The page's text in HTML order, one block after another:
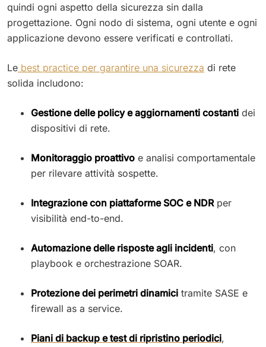
quindi ogni aspetto della sicurezza sin dalla
progettazione. Ogni nodo di sistema, ogni utente e ogni
applicazione devono essere verificati e controllati.
Le best practice per garantire una sicurezza di rete
solida includono:
Gestione delle policy e aggiornamenti costanti dei
dispositivi di rete.
Monitoraggio proattivo e analisi comportamentale
per rilevare attività sospette.
Integrazione con piattaforme SOC e NDRper
visibilità end-to-end.
Automazione delle risposte agli incidenti, con
playbook e orchestrazione SOAR.
Protezione dei perimetri dinamici tramite SASE e
firewall as a service.
Piani di backup e test di ripristino periodici,